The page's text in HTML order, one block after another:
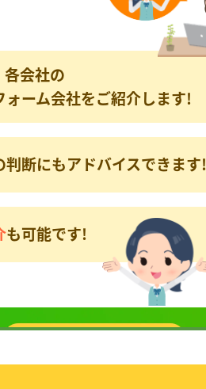
各会社の
ーム会社をご紹介します!
断にもアドバイスできます!
も可能です!